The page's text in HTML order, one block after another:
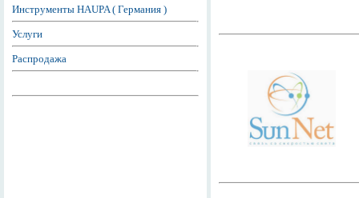
Инструменты HAUPA ( Германия )
Услуги
Распродажа